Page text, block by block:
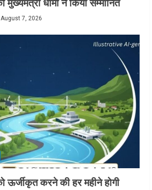
मुख्यमंत्री धामी ने किया सम्मानित
August 7, 2026
ऊर्जीकृत करने की हर महीने होगी